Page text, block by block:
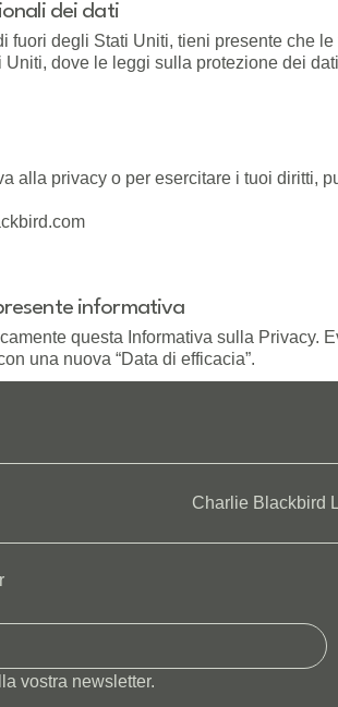
dei dati
fuori degli Stati Uniti, tieni presente che
dove le leggi sulla protezione dei
alla privacy o per esercitare i tuoi diritti,
informativa
questa Informativa sulla Privacy.
una nuova “Data di efficacia”.
Charlie Blackbird
vostra newsletter.